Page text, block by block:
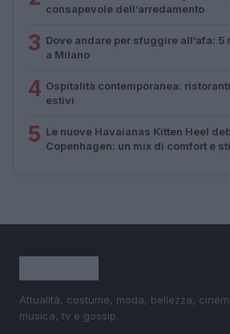
consapevole dell’arredamento
3 Dove andare per sfuggire all’afa:
a Milano
4 Ospitalità contemporanea:
estivi
5 Le nuove Havaianas Kitten Heel
Copenhagen: un mix di comfort e
Attualità, costume, moda, bellezza,
musica, tv e gossip.